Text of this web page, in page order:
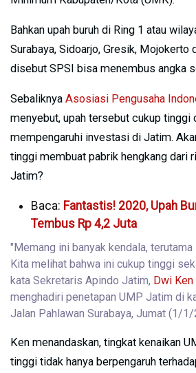
Bahkan upah buruh di Ring 1 atau
Surabaya, Sidoarjo, Gresik, Mojokerto
disebut SPSI bisa menembus angka
Sebaliknya Asosiasi Pengusaha
menyebut, upah tersebut cukup tinggi
mempengaruhi investasi di Jatim.
tinggi membuat pabrik hengkang dari
Jatim?
Baca: Fantastis! 2020, Upah
Tembus Rp 4,2 Juta
"Memang ini banyak kendala,
Kita melihat bahwa ini cukup tinggi
kata Sekretaris Apindo Jatim, Dwi
menghadiri penetapan UMP Jatim di
Jalan Pahlawan Surabaya, Jumat (1/1/
Ken menandaskan, tingkat kenaikan
tinggi tidak hanya berpengaruh